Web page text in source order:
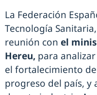
La Federación
Tecnología Sanitaria,
reunión con el
Hereu, para
el fortalecimiento
progreso del país, y